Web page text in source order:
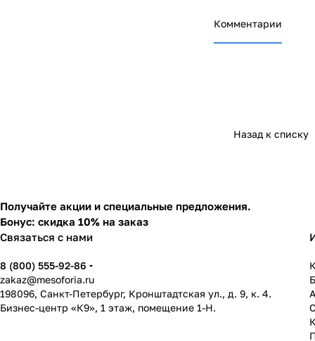
Комментарии
Назад к списку
Получайте акции и специальные предложения.
Бонус: скидка 10% на заказ
Связаться с нами
8 (800) 555-92-86
zakaz@mesoforia.ru
198096, Санкт-Петербург, Кронштадтская ул., д. 9, к. 4.
Бизнес-центр «К9», 1 этаж, помещение 1-Н.